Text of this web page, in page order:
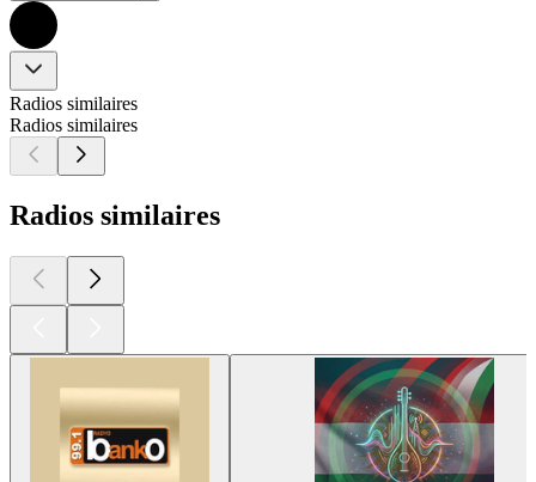
Radios similaires
Radios similaires
Radios similaires